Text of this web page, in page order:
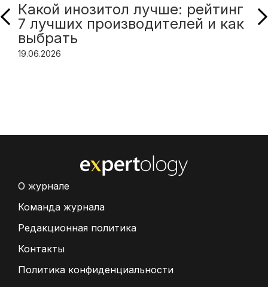
Какой инозитол лучше: рейтинг
7 лучших производителей и как
выбрать
19.06.2026
О журнале
Команда журнала
Редакционная политика
Контакты
Политика конфиденциальности